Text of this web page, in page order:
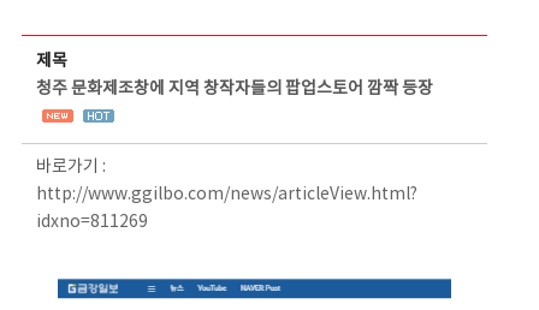
제목
청주 문화제조창에 지역 창작자들의 팝업스토어 깜짝 등장
바로가기 :
http://www.ggilbo.com/news/articleView.html?
idxno=811269